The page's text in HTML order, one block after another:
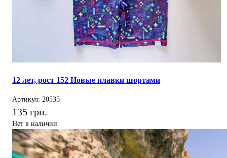
12 лет, рост 152 Новые плавки шортами
Артикул: 20535
135 грн.
Нет в наличии